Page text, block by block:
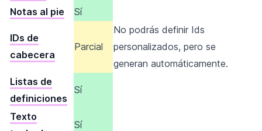
Notas al pie Sí
IDs de
cabecera
Parcial
No podrás definir Ids
personalizados, pero se
generan automáticamente.
Listas de
definiciones
Sí
Texto
Sí